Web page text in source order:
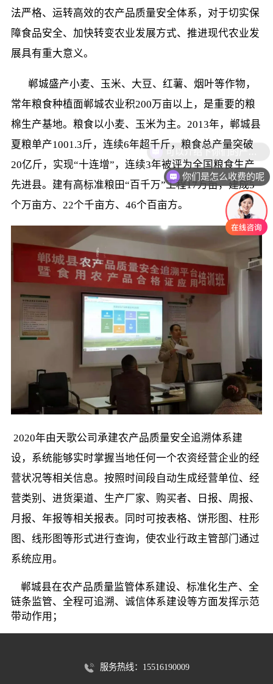
法严格、运转高效的农产品质量安全体系，对于切实保
障食品安全、加快转变农业发展方式、推进现代农业发
展具有重大意义。
常年粮食种植面郸城农业积200万亩以上，是重要的粮
棉生产基地。粮食以小麦、玉米为主。2013年，郸城县
夏粮单产1001.3斤，连续6年超千斤，粮食总产量突破
20亿斤，实现“十连增”，连续3年被评为全国粮食生产
先进县。建有高标准粮田“百千万”工程17万亩，建成5
个万亩方、22个千亩方、46个百亩方。
设，系统能够实时掌握当地任何一个农资经营企业的经
营状况等相关信息。按照时间段自动生成经营单位、经
营类别、进货渠道、生产厂家、购买者、日报、周报、
月报、年报等相关报表。同时可按表格、饼形图、柱形
图、线形图等形式进行查询，使农业行政主管部门通过
系统应用。
链条监管、全程可追溯、诚信体系建设等方面发挥示范
带动作用；
服务热线：15516190009
可以介绍下你们的产品么
你们是怎么收费的呢